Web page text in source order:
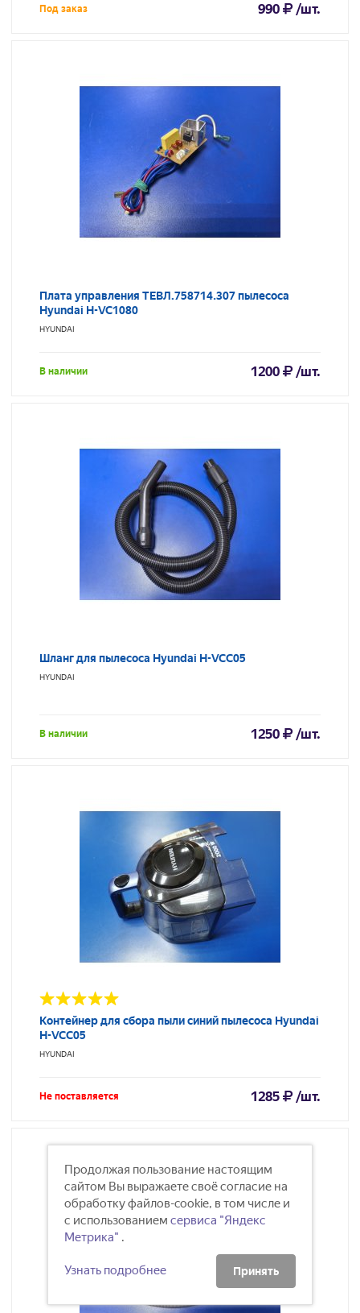
Под заказ 990 /шт.
Плата управления ТЕВЛ.758714.307 пылесоса
Hyundai H-VC1080
HYUNDAI
В наличии 1200 /шт.
Шланг для пылесоса Hyundai H-VCC05
HYUNDAI
В наличии 1250 /шт.
Контейнер для сбора пыли синий пылесоса Hyundai
H-VCC05
HYUNDAI
Не поставляется 1285 /шт.
Продолжая пользование настоящим
сайтом Вы выражаете своё согласие на
обработку файлов-cookie, в том числе и
с использованием сервиса "Яндекс
Метрика" .
Узнать подробнее Принять